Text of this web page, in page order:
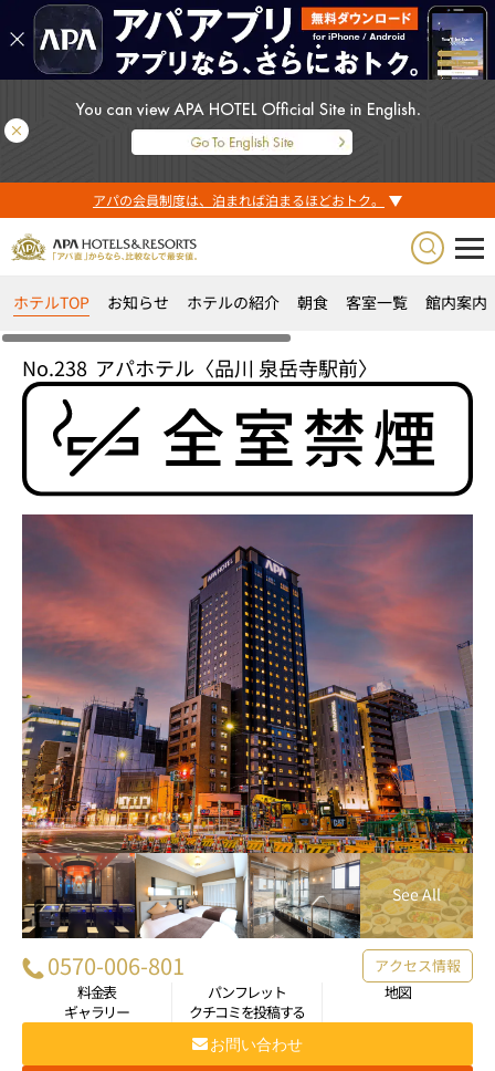
アパの会員制度は、泊まれば泊まるほどおトク。
ホテルTOP お知らせ ホテルの紹介 朝食 客室一覧 館内案内
No.238 アパホテル〈品川 泉岳寺駅前〉
0570-006-801
アクセス情報
料金表
パンフレット
地図
ギャラリー
クチコミを投稿する
お問い合わせ